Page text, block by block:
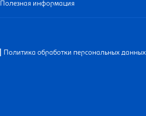
Полезная информация
Политика обработки персональных данных